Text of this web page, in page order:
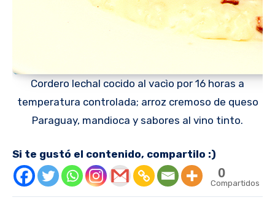
Cordero lechal cocido al vacìo por 16 horas a
temperatura controlada; arroz cremoso de queso
Paraguay, mandioca y sabores al vino tinto.
Si te gustó el contenido, compartilo :)
0
Compartidos